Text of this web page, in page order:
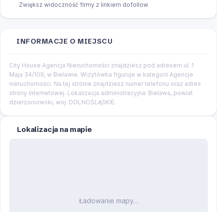
Zwiększ widoczność firmy z linkiem dofollow
INFORMACJE O MIEJSCU
City House Agencja Nieruchomości znajdziesz pod adresem ul. 1
Maja 34/109, w Bielawie. Wizytówka figuruje w kategorii Agencje
nieruchomości. Na tej stronie znajdziesz numer telefonu oraz adres
strony internetowej. Lokalizacja administracyjna: Bielawa, powiat
dzierżoniowski, woj. DOLNOŚLĄSKIE.
Lokalizacja na mapie
Ładowanie mapy…